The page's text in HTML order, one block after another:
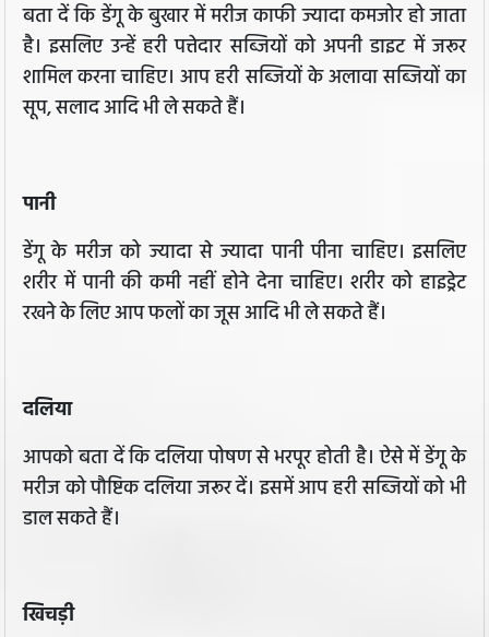
बता दें कि डेंगू के बुखार में मरीज काफी ज्यादा कमजोर हो जाता
है। इसलिए उन्हें हरी पत्तेदार सब्जियों को अपनी डाइट में जरूर
शामिल करना चाहिए। आप हरी सब्जियों के अलावा सब्जियों का
सूप, सलाद आदि भी ले सकते हैं।
पानी
डेंगू के मरीज को ज्यादा से ज्यादा पानी पीना चाहिए। इसलिए
शरीर में पानी की कमी नहीं होने देना चाहिए। शरीर को हाइड्रेट
रखने के लिए आप फलों का जूस आदि भी ले सकते हैं।
दलिया
आपको बता दें कि दलिया पोषण से भरपूर होती है। ऐसे में डेंगू के
मरीज को पौष्टिक दलिया जरूर दें। इसमें आप हरी सब्जियों को भी
डाल सकते हैं।
खिचड़ी